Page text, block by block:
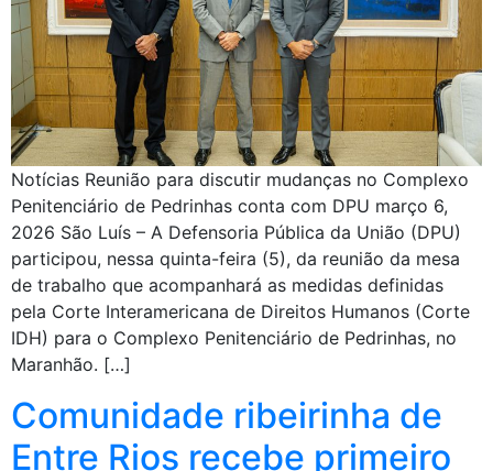
Notícias Reunião para discutir mudanças no Complexo
Penitenciário de Pedrinhas conta com DPU março 6,
2026 São Luís – A Defensoria Pública da União (DPU)
participou, nessa quinta-feira (5), da reunião da mesa
de trabalho que acompanhará as medidas definidas
pela Corte Interamericana de Direitos Humanos (Corte
IDH) para o Complexo Penitenciário de Pedrinhas, no
Maranhão. […]
Comunidade ribeirinha de
Entre Rios recebe primeiro